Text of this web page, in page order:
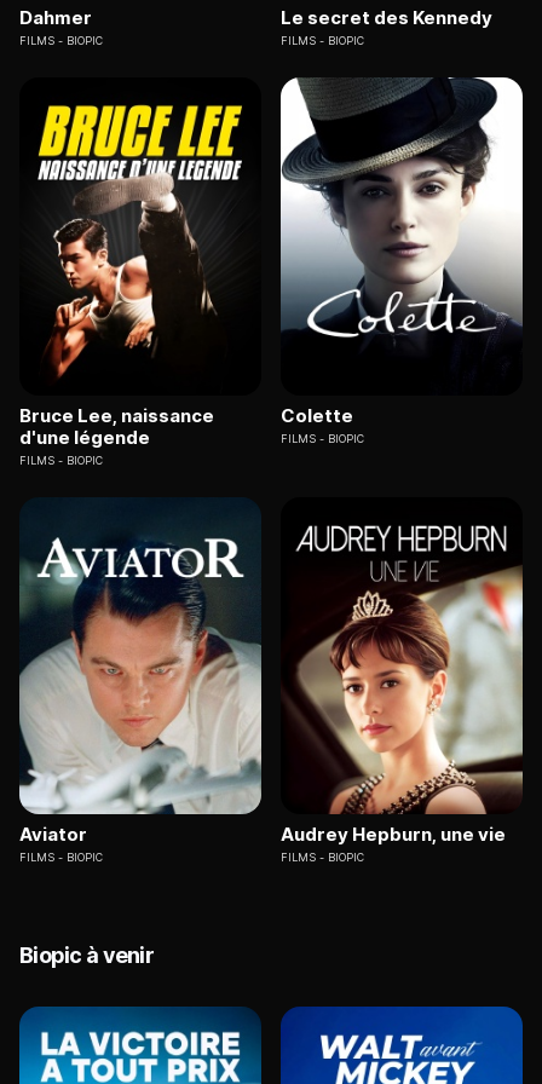
Dahmer
FILMS BIOPIC
Le secret des Kennedy
FILMS BIOPIC
Bruce Lee, naissance
d'une légende
FILMS BIOPIC
Colette
FILMS BIOPIC
Aviator
FILMS BIOPIC
Audrey Hepburn, une vie
FILMS BIOPIC
Biopic à venir